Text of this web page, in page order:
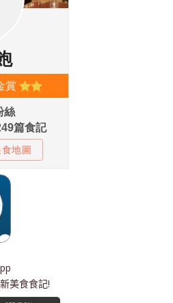
美食食記!